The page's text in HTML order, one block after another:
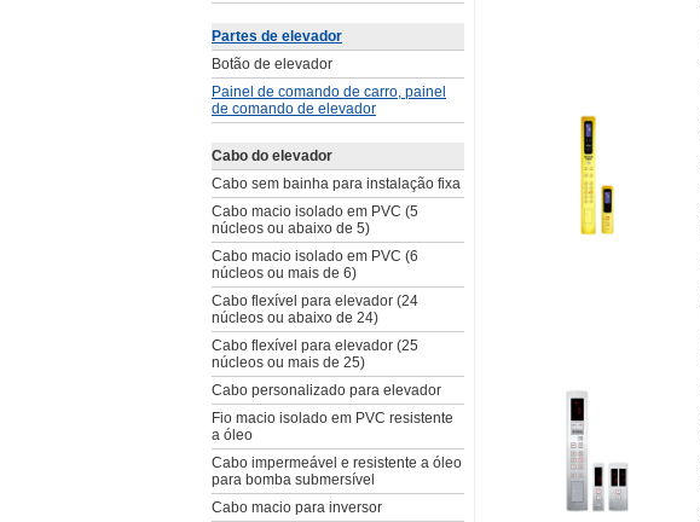
Partes de elevador
Botão de elevador
Painel de comando de carro, painel
de comando de elevador
Cabo do elevador
Cabo sem bainha para instalação fixa
Cabo macio isolado em PVC (5
núcleos ou abaixo de 5)
Cabo macio isolado em PVC (6
núcleos ou mais de 6)
Cabo flexível para elevador (24
núcleos ou abaixo de 24)
Cabo flexível para elevador (25
núcleos ou mais de 25)
Cabo personalizado para elevador
Fio macio isolado em PVC resistente
a óleo
Cabo impermeável e resistente a óleo
para bomba submersível
Cabo macio para inversor